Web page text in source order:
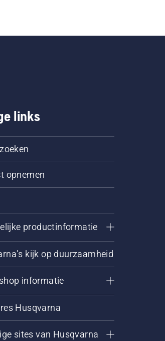
links
opnemen
productinformatie
kijk op duurzaamheid
informatie
Husqvarna
sites van Husqvarna